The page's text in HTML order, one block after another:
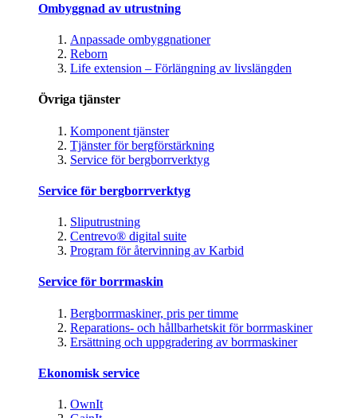
Ombyggnad av utrustning
Anpassade ombyggnationer
Reborn
Life extension – Förlängning av livslängden
Övriga tjänster
Komponent tjänster
Tjänster för bergförstärkning
Service för bergborrverktyg
Service för bergborrverktyg
Sliputrustning
Centrevo® digital suite
Program för återvinning av Karbid
Service för borrmaskin
Bergborrmaskiner, pris per timme
Reparations- och hållbarhetskit för borrmaskiner
Ersättning och uppgradering av borrmaskiner
Ekonomisk service
OwnIt